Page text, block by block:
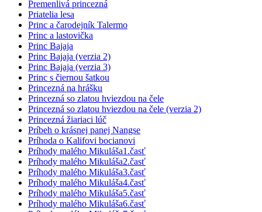
Premenlivá princezná
Priatelia lesa
Princ a čarodejník Talermo
Princ a lastovička
Princ Bajaja
Princ Bajaja (verzia 2)
Princ Bajaja (verzia 3)
Princ s čiernou šatkou
Princezná na hrášku
Princezná so zlatou hviezdou na čele
Princezná so zlatou hviezdou na čele (verzia 2)
Princezná žiariaci lúč
Príbeh o krásnej panej Nangse
Príhoda o Kalifovi bocianovi
Príhody malého Mikuláša1.časť
Príhody malého Mikuláša2.časť
Príhody malého Mikuláša3.časť
Príhody malého Mikuláša4.časť
Príhody malého Mikuláša5.časť
Príhody malého Mikuláša6.časť